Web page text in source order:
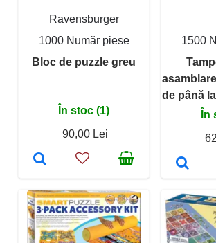
Ravensburger
1000 Număr piese
Bloc de puzzle greu
În stoc (1)
90,00 Lei
1500
de până
În